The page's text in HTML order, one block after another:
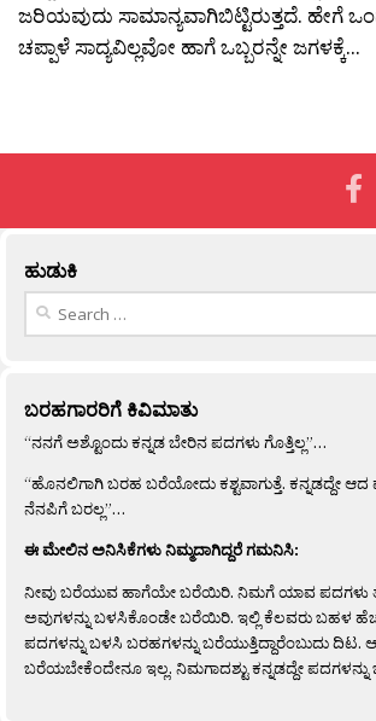
ಜರಿಯವುದು ಸಾಮಾನ್ಯವಾಗಿಬಿಟ್ಟಿರುತ್ತದೆ. ಹೇಗೆ
ಚಪ್ಪಾಳೆ ಸಾದ್ಯವಿಲ್ಲವೋ ಹಾಗೆ ಒಬ್ಬರನ್ನೇ ಜಗಳಕ್ಕೆ...
ಹುಡುಕಿ
Search
ಬರಹಗಾರರಿಗೆ ಕಿವಿಮಾತು
“ನನಗೆ ಅಶ್ಟೊಂದು ಕನ್ನಡ ಬೇರಿನ ಪದಗಳು ಗೊತ್ತಿಲ್ಲ”…
“ಹೊನಲಿಗಾಗಿ ಬರಹ ಬರೆಯೋದು ಕಶ್ಟವಾಗುತ್ತೆ. ಕನ್ನಡದ್ದೇ
ನೆನಪಿಗೆ ಬರಲ್ಲ”…
ಈ ಮೇಲಿನ ಅನಿಸಿಕೆಗಳು ನಿಮ್ಮದಾಗಿದ್ದರೆ ಗಮನಿಸಿ:
ನೀವು ಬರೆಯುವ ಹಾಗೆಯೇ ಬರೆಯಿರಿ. ನಿಮಗೆ ಯಾವ ಪದಗಳು
ಅವುಗಳನ್ನು ಬಳಸಿಕೊಂಡೇ ಬರೆಯಿರಿ. ಇಲ್ಲಿ ಕೆಲವರು ಬಹಳ
ಪದಗಳನ್ನು ಬಳಸಿ ಬರಹಗಳನ್ನು ಬರೆಯುತ್ತಿದ್ದಾರೆಂಬುದು
ಬರೆಯಬೇಕೆಂದೇನೂ ಇಲ್ಲ. ನಿಮಗಾದಶ್ಟು ಕನ್ನಡದ್ದೇ